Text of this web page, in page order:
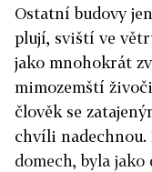
Ostatní budovy
plují, sviští ve
jako mnohokrát
mimozemští
člověk se
chvíli nadechnou.
domech, byla